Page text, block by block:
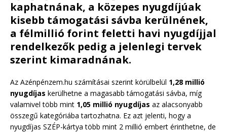
kaphatnának, a közepes nyugdíjúak
kisebb támogatási sávba kerülnének,
a félmillió forint feletti havi nyugdíjjal
rendelkezők pedig a jelenlegi tervek
szerint kimaradnának.
Az Azénpénzem.hu számításai szerint körülbelül 1,28 millió
nyugdíjas kerülhetne a magasabb támogatási sávba, míg
valamivel több mint 1,05 millió nyugdíjas az alacsonyabb
összegű kategóriába tartozhatna. Ez azt jelenti, hogy a
nyugdíjas SZÉP-kártya több mint 2 millió embert érinthetne, de